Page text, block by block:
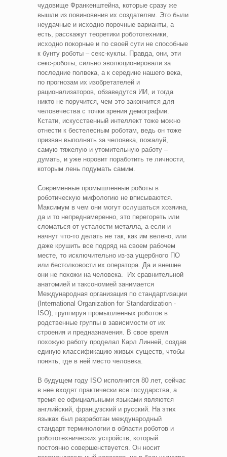
чудовище Франкенштейна, которые сразу же
вышли из повиновения их создателям. Это были
неудачные и исходно порочные варианты, а
есть, расскажут теоретики робототехники,
исходно покорные и по своей сути не способные
к бунту роботы – секс-куклы. Правда, они, эти
секс-роботы, сильно эволюционировали за
последние полвека, а к середине нашего века,
по прогнозам их изобретателей и
рационализаторов, обзаведутся ИИ, и тогда
никто не поручится, чем это закончится для
человечества с точки зрения демографии.
Кстати, искусственный интеллект тоже можно
отнести к бестелесным роботам, ведь он тоже
призван выполнять за человека, пожалуй,
самую тяжелую и утомительную работу –
думать, и уже норовит поработить те личности,
которым лень подумать самим.
Современные промышленные роботы в
роботическую мифологию не вписываются.
Максимум в чем они могут ослушаться хозяина,
да и то непреднамеренно, это перегореть или
сломаться от усталости металла, а если и
начнут что-то делать не так, как им велено, или
даже крушить все подряд на своем рабочем
месте, то исключительно из-за ущербного ПО
или бестолковости их оператора. Да и внешне
они не похожи на человека. Их сравнительной
анатомией и таксономией занимается
Международная организация по стандартизации
(International Organization for Standardization -
ISO), группируя промышленных роботов в
родственные группы в зависимости от их
строения и предназначения. В свое время
похожую работу проделал Карл Линней, создав
единую классификацию живых существ, чтобы
понять, где в ней место человека.
В будущем году ISO исполнится 80 лет, сейчас
в нее входят практически все государства, а
тремя ее официальными языками являются
английский, французский и русский. На этих
языках был разработан международный
стандарт терминологии в области роботов и
робототехнических устройств, который
постоянно совершенствуется. Он носит